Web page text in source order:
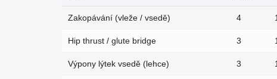
Zakopávání (vleže / vsedě) 4
Hip thrust / glute bridge 3
Výpony lýtek vsedě (lehce) 3